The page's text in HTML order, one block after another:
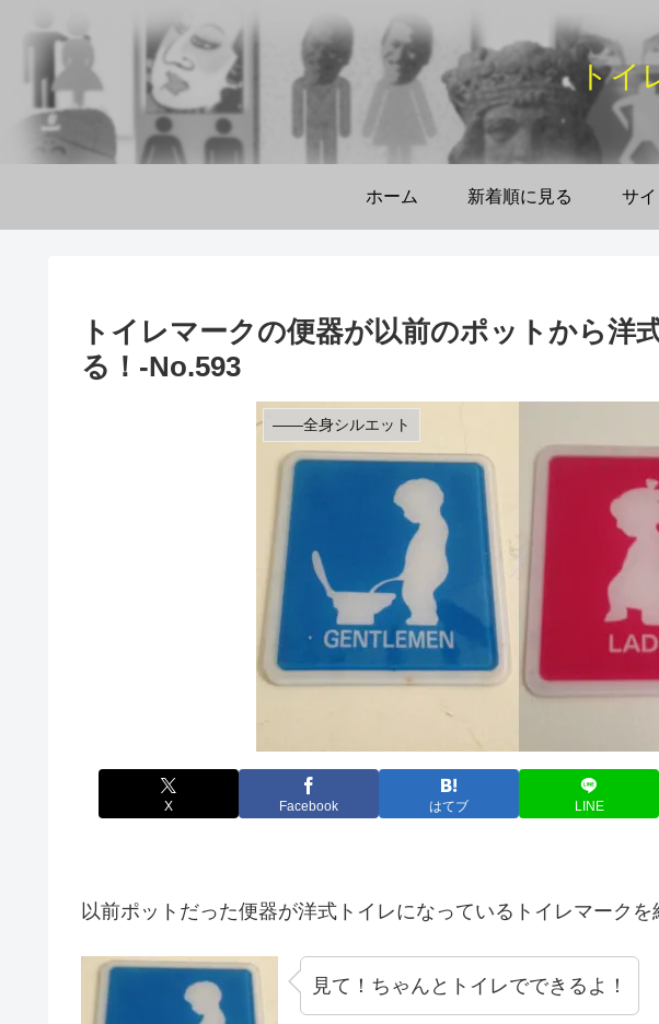
トイ
ホーム 新着順に見る サ
トイレマークの便器が以前のポットから洋
る！‐No.593
――全身シルエット
X Facebook はてブ LINE
以前ポットだった便器が洋式トイレになっているトイレマークを
見て！ちゃんとトイレでできるよ！